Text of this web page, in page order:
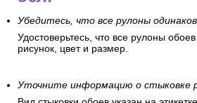
Убедитесь, что все рулоны
Удостоверьтесь, что все рулоны
рисунок, цвет и размер.
Уточните информацию о стыковке